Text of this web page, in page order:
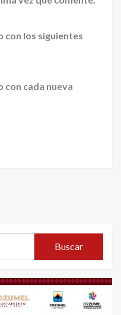
con los siguientes
con cada nueva
Buscar